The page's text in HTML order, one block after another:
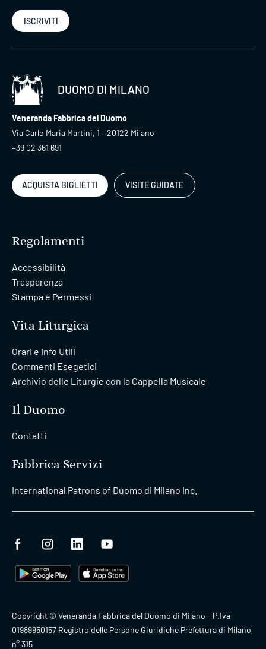
ISCRIVITI
DUOMO DI MILANO
Veneranda Fabbrica del Duomo
Via Carlo Maria Martini, 1 – 20122 Milano
+39 02 361 691
ACQUISTA BIGLIETTI VISITE GUIDATE
Regolamenti
Accessibilità
Trasparenza
Stampa e Permessi
Vita Liturgica
Orari e Info Utili
Commenti Esegetici
Archivio delle Liturgie con la Cappella Musicale
Il Duomo
Contatti
Fabbrica Servizi
International Patrons of Duomo di Milano Inc.
Copyright © Veneranda Fabbrica del Duomo di Milano - P.Iva
01989950157 Registro delle Persone Giuridiche Prefettura di Milano
n° 315